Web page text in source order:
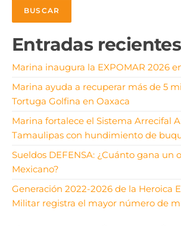
BUSCAR
Entradas recientes
Marina inaugura la EXPOMAR 2026
Marina ayuda a recuperar más de 5
Tortuga Golfina en Oaxaca
Marina fortalece el Sistema Arrecifal
Tamaulipas con hundimiento de
Sueldos DEFENSA: ¿Cuánto gana un
Mexicano?
Generación 2022-2026 de la Heroica
Militar registra el mayor número de